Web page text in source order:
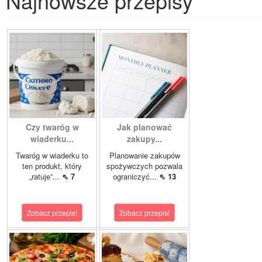
Czy twaróg w
wiaderku...
Twaróg w wiaderku to
ten produkt, który
„ratuje”... ⇖ 7
Zobacz przepis!
Jak planować
zakupy...
Planowanie zakupów
spożywczych pozwala
ograniczyć... ⇖ 13
Zobacz przepis!